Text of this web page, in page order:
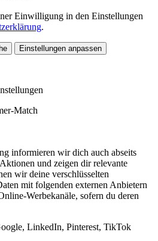
Einwilligung in den Einstellungen
.
Einstellungen anpassen
Match
informieren wir dich auch abseits
und zeigen dir relevante
wir deine verschlüsselten
mit folgenden externen Anbietern
Werbekanäle, sofern du deren
LinkedIn, Pinterest, TikTok